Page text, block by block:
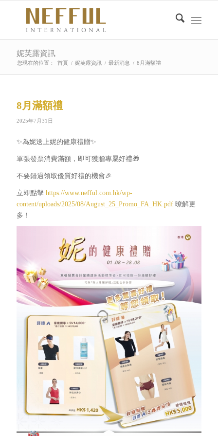
妮芙露資訊
您現在的位置： 首頁 / 妮芙露資訊 / 最新消息 / 8月滿額禮
8月滿額禮
2025年7月31日
✨為妮送上妮的健康禮贈✨
單張發票消費滿額，即可獲贈專屬好禮🎁
不要錯過領取優質好禮的機會🎉
立即點擊 https://www.nefful.com.hk/wp-
content/uploads/2025/08/August_25_Promo_FA_HK.pdf 暸解更
多 ！